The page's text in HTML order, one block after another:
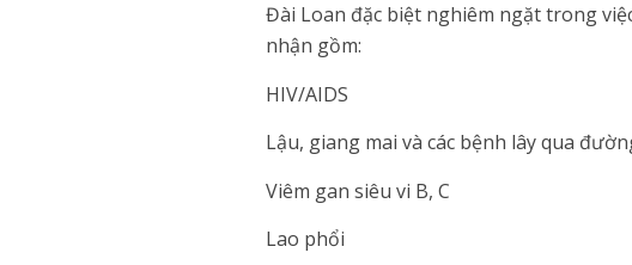
Đài Loan đặc biệt nghiêm ngặt trong
nhận gồm:
HIV/AIDS
Lậu, giang mai và các bệnh lây qua
Viêm gan siêu vi B, C
Lao phổi